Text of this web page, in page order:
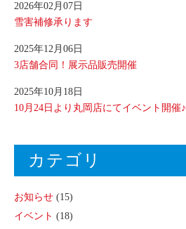
2026年02月07日
雪害補修承ります
2025年12月06日
3店舗合同！展示品販売開催
2025年10月18日
10月24日より丸岡店にてイベント開催♪
カテゴリ
お知らせ (15)
イベント (18)